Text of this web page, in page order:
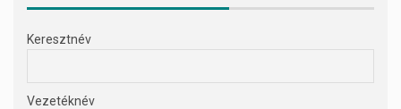
Keresztnév
Vezetéknév